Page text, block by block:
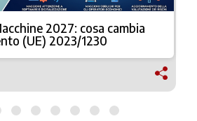
2027: cosa cambia
(UE) 2023/1230